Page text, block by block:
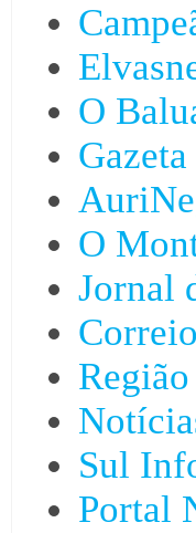
O
O
Jornal
Sul
Portal